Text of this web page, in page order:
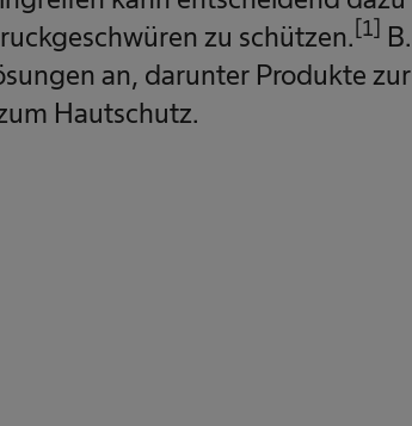
zu schützen. [1]
B.
an, darunter Produkte zur
Hautschutz.